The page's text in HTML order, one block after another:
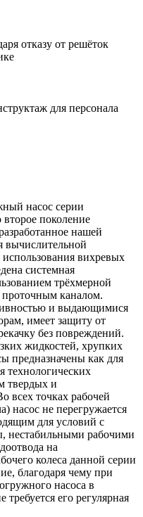
отказу от решёток
для персонала
насос серии
поколение
нашей
вычислительной
вихревых
системная
трёхмерной
каналом.
и выдающимися
имеет защиту от
без повреждений.
жидкостей, хрупких
предназначены как для
технологических
твердых и
всех точках рабочей
насос не перегружается
для условий с
нестабильными рабочими
на
колеса данной серии
благодаря чему при
насоса в
требуется его регулярная